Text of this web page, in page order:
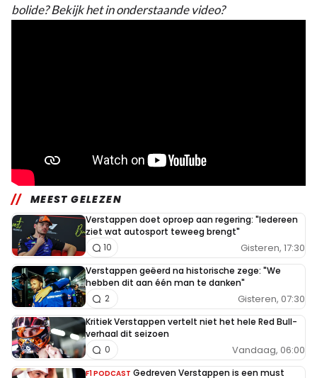
bolide? Bekijk het in onderstaande video?
MEEST GELEZEN
Verstappen doet oproep aan regering: "Iedereen
ziet wat autosport teweeg brengt"
Gisteren, 17:30
10
Verstappen geëerd na historische zege: "We
hebben dit aan één man te danken"
Gisteren, 07:30
2
Kritiek Verstappen vertelt niet het hele Red Bull-
verhaal dit seizoen
Vandaag, 06:00
0
F1 PODCAST Gedreven Verstappen is een must